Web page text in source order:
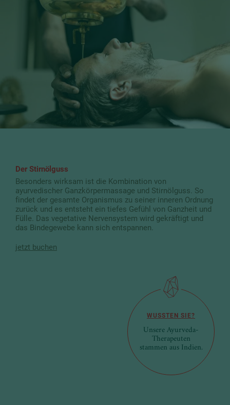
Der Stirnölguss
Besonders wirksam ist die Kombination von
ayurvedischer Ganzkörpermassage und Stirnölguss. So
findet der gesamte Organismus zu seiner inneren Ordnung
zurück und es entsteht ein tiefes Gefühl von Ganzheit und
Fülle. Das vegetative Nervensystem wird gekräftigt und
das Bindegewebe kann sich entspannen.
jetzt buchen
WUSSTEN SIE?
Unsere Ayurveda-
Therapeuten
stammen aus Indien.